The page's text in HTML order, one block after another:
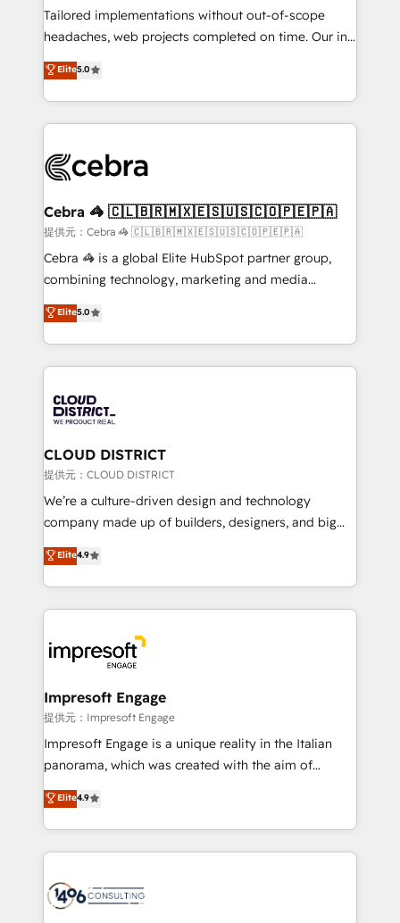
for better adoption. 🔹 Custom Solutions: Build
tailored apps, workflows, and configurations. We are
our commitment to data security and compliance. At
OneMetric, we help revenue teams focus on the
Tailored implementations without out-of-scope
headaches, web projects completed on time. Our in-
house team of certified CRM architects, experts,
developers, designers, and marketers handles all
aspects of your HubSpot. ✨ 400+ global clients ✨
100+ seamless migrations from 15+ different CRMs
implementations, and 5,000+ pages ✨ CS: Clients
CS: 245% organic growth & +751% new visitors for a
full-funnel HubSpot project ✨ CS: 415% conversion
boost with a new HubSpot site Recognized leaders:
🏆 HubSpot Platform Migration Impact Award 🏆
Inbound Campaign of the Year 🏆 Gold AVA Digital
Award for Best Website 🌟 Accreditations: CRM
Elite5.0
Cebra 🦓 🇨🇱🇧🇷🇲🇽🇪🇸🇺🇸🇨🇴🇵🇪🇵🇦
提供元：Cebra 🦓 🇨🇱🇧🇷🇲🇽🇪🇸🇺🇸🇨🇴🇵🇪🇵🇦
Cebra 🦓 is a global Elite HubSpot partner group,
combining technology, marketing and media
expertise across Latin America and Southern
Europe, with teams across 7 countries. Born in Chile,
we combine local insight with international reach to
help businesses grow through technology, creativity,
500+ HubSpot implementations, building end-to-
end solutions that integrate CRM, AI automation,
inbound and loop marketing, content, and digital
creativity. Our multicultural team works in Spanish,
Portuguese, and English to design scalable strategies
that drive measurable growth. 🌎 Highlights: • 10+
Platform Migration Excellence. • Top 3 Partner of the
Year LATAM 2022, 2023, 2024, 2025. • Partner of the
business with HubSpot? Let Cebra’s experts help
you grow faster, smarter, and with impact.
Elite5.0
CLOUD DISTRICT
提供元：CLOUD DISTRICT
We’re a culture-driven design and technology
company made up of builders, designers, and big
thinkers. We blend strategy, design, and
development—always fueled by curiosity—to turn
ideas, opportunities, and challenges into meaningful
experiences. To us, technology is more than just
and—most importantly—simple. That’s why we lean
into bold ideas and shape them into thoughtful
products and strategies that actually make a
difference.
Elite4.9
Impresoft Engage
提供元：Impresoft Engage
Impresoft Engage is a unique reality in the Italian
panorama, which was created with the aim of
putting Customer Experience at the center by
creating digital environments capable of integrating
people, processes and data. We offer the best
digital solutions on the market, ranging from CRM
marketing automation to online and offline sales
Elite4.9